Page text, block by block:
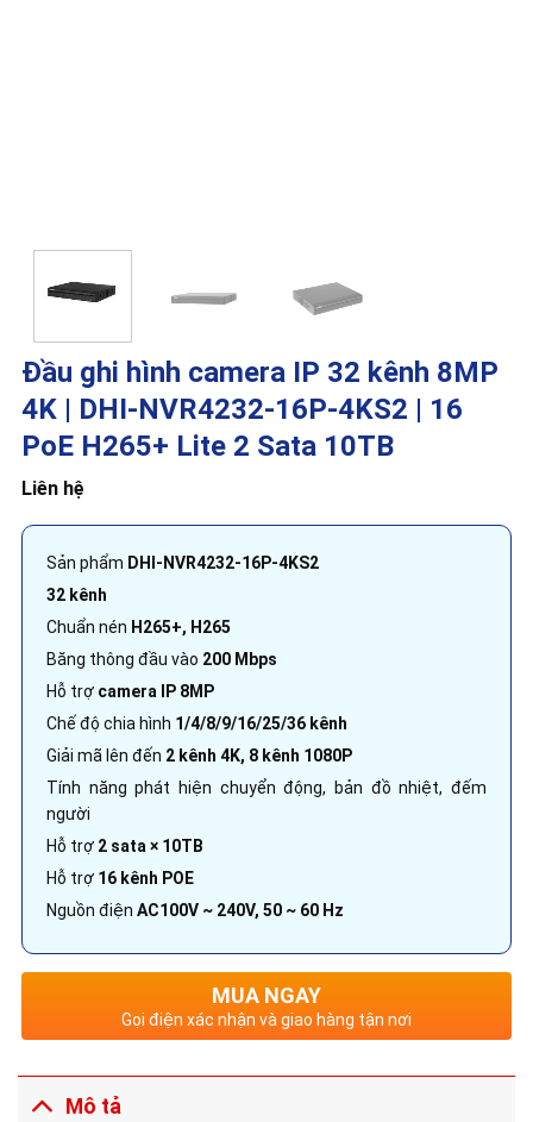
Đầu ghi hình camera IP 32 kênh 8MP
4K | DHI-NVR4232-16P-4KS2 | 16
PoE H265+ Lite 2 Sata 10TB
Liên hệ
Sản phẩm DHI-NVR4232-16P-4KS2
32 kênh
Chuẩn nén H265+, H265
Băng thông đầu vào 200 Mbps
Hỗ trợ camera IP 8MP
Chế độ chia hình 1/4/8/9/16/25/36 kênh
Giải mã lên đến 2 kênh 4K, 8 kênh 1080P
Tính năng phát hiện chuyển động, bản đồ nhiệt, đếm
người
Hỗ trợ 2 sata × 10TB
Hỗ trợ 16 kênh POE
Nguồn điện AC100V ~ 240V, 50 ~ 60 Hz
MUA NGAY
Gọi điện xác nhận và giao hàng tận nơi
Mô tả